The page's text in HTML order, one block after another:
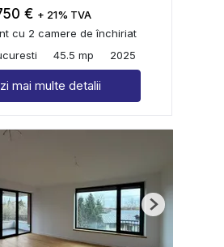
€ + 21% TVA
cu 2 camere de închiriat
45.5 mp 2025
mai multe detalii
Next